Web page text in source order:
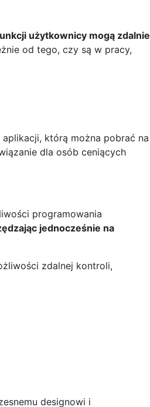
użytkownicy mogą zdalnie
od tego, czy są w pracy,
którą można pobrać na
dla osób ceniących
programowania
jednocześnie na
zdalnej kontroli,
designowi i